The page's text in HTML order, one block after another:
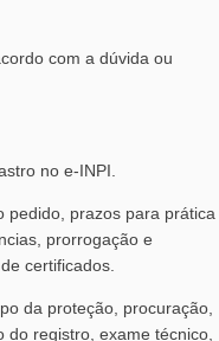
com a dúvida ou
no e-INPI.
pedido, prazos para prática
prorrogação e
certificados.
da proteção, procuração,
registro, exame técnico,